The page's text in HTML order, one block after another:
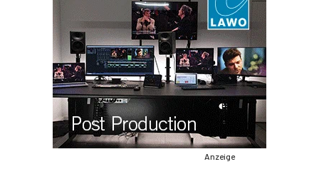
Anzeige